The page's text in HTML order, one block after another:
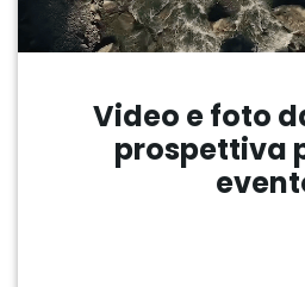
Video e foto
prospettiva